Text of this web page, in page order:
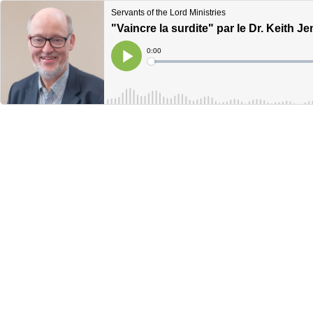
Servants of the Lord Ministries
"Vaincre la surdite" par le Dr. Keith
Play
Current
Time
0:00
Loaded: